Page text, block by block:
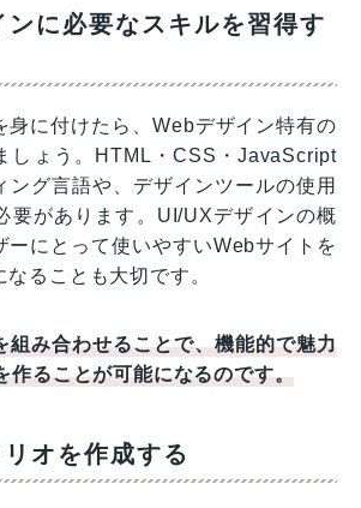
に必要なスキルを習得す
身に付けたら、Webデザイン特有の
しょう。HTML・CSS・JavaScript
ング言語や、デザインツールの使用
要があります。UI/UXデザインの概
ーにとって使いやすいWebサイトを
ることも大切です。
組み合わせることで、機能的で魅力
作ることが可能になるのです。
オを作成する